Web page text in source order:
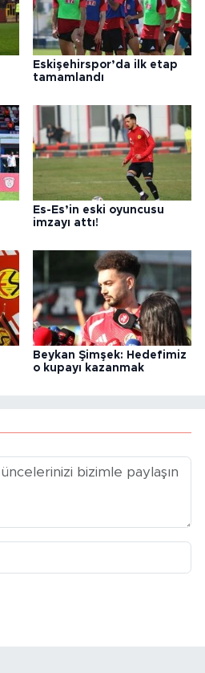
Eskişehirspor’da ilk etap
tamamlandı
Es-Es’in eski oyuncusu
imzayı attı!
Beykan Şimşek: Hedefimiz
o kupayı kazanmak